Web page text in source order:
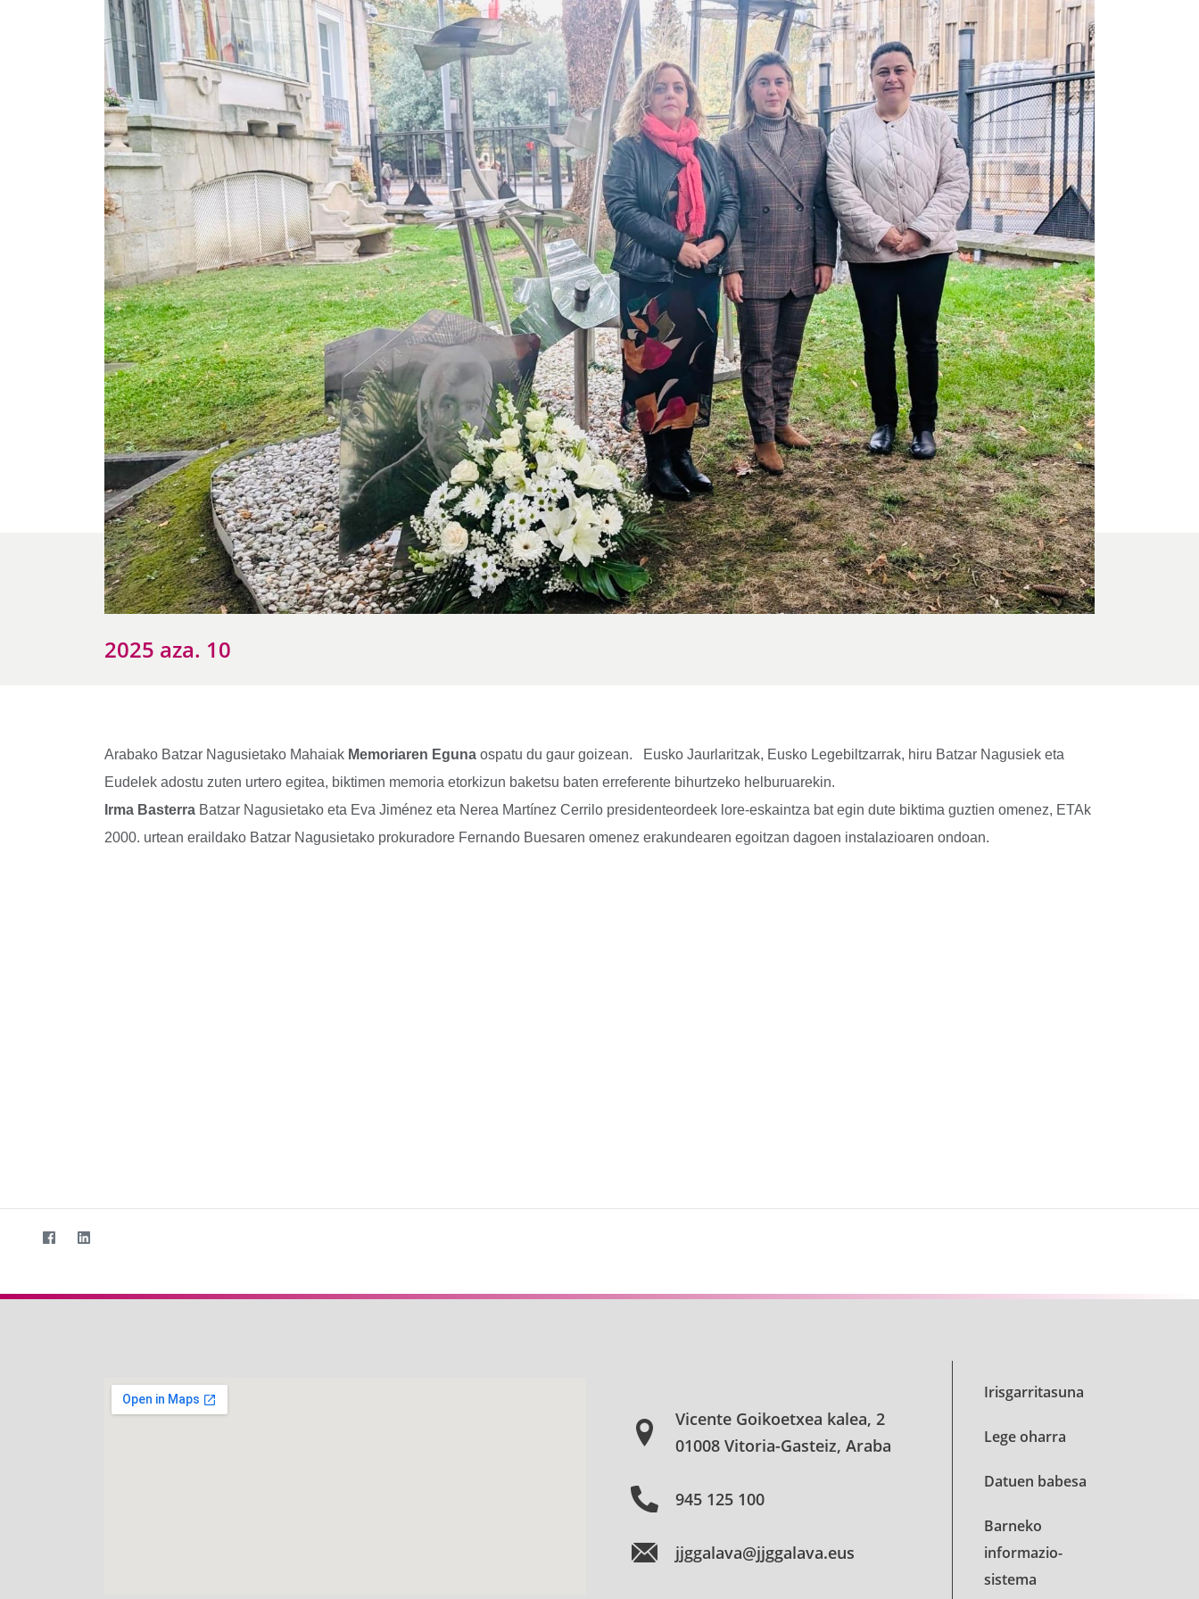
2025 aza. 10
Arabako Batzar Nagusietako Mahaiak Memoriaren Eguna ospatu du gaur goizean. Eusko Jaurlaritzak, Eusko Legebiltzarrak, hiru Batzar Nagusiek eta
Eudelek adostu zuten urtero egitea, biktimen memoria etorkizun baketsu baten erreferente bihurtzeko helburuarekin.
Irma Basterra Batzar Nagusietako eta Eva Jiménez eta Nerea Martínez Cerrilo presidenteordeek lore-eskaintza bat egin dute biktima guztien omenez, ETAk
2000. urtean eraildako Batzar Nagusietako prokuradore Fernando Buesaren omenez erakundearen egoitzan dagoen instalazioaren ondoan.
Vicente Goikoetxea kalea, 2
01008 Vitoria-Gasteiz, Araba
945 125 100
jjggalava@jjggalava.eus
Irisgarritasuna
Lege oharra
Datuen babesa
Barneko
informazio-
sistema